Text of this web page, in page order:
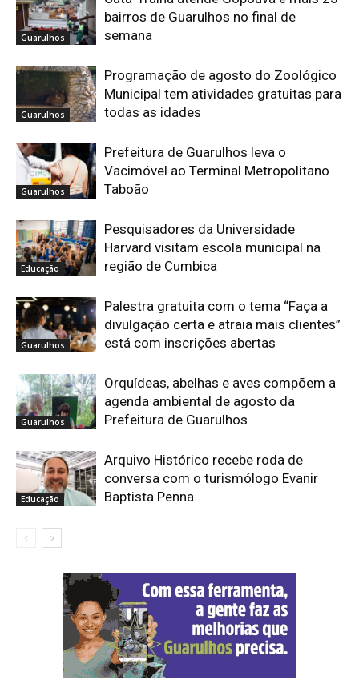
Guarulhos
bairros de Guarulhos no final de
semana
Guarulhos
Programação de agosto do Zoológico
Municipal tem atividades gratuitas para
todas as idades
Guarulhos
Prefeitura de Guarulhos leva o
Vacimóvel ao Terminal Metropolitano
Taboão
Educação
Pesquisadores da Universidade
Harvard visitam escola municipal na
região de Cumbica
Guarulhos
Palestra gratuita com o tema “Faça a
divulgação certa e atraia mais clientes”
está com inscrições abertas
Guarulhos
Orquídeas, abelhas e aves compõem a
agenda ambiental de agosto da
Prefeitura de Guarulhos
Educação
Arquivo Histórico recebe roda de
conversa com o turismólogo Evanir
Baptista Penna